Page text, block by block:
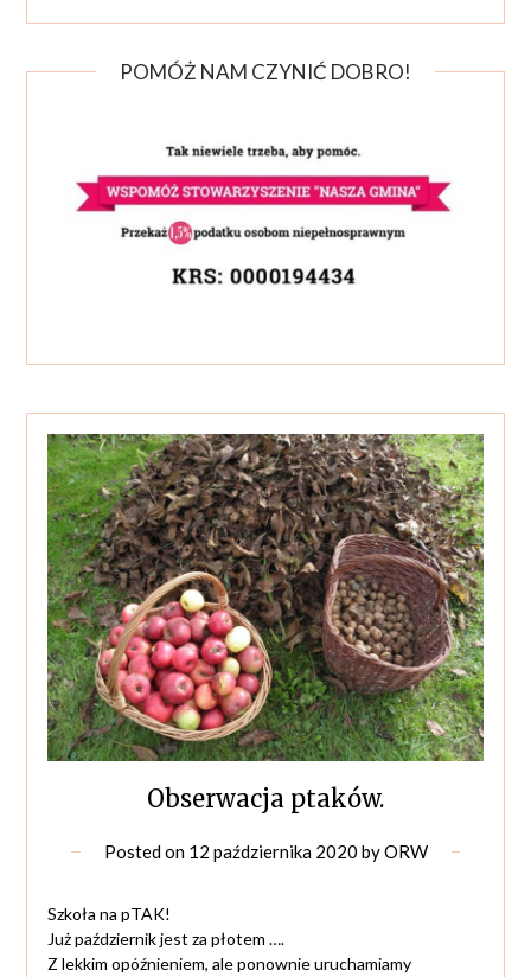
POMÓŻ NAM CZYNIĆ DOBRO!
Obserwacja ptaków.
Posted on 12 października 2020 byORW
Szkoła na pTAK!
Już październik jest za płotem ….
Z lekkim opóźnieniem, ale ponownie uruchamiamy